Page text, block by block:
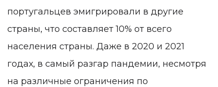
португальцев эмигрировали в другие
страны, что составляет 10% от всего
населения страны. Даже в 2020 и 2021
годах, в самый разгар пандемии, несмотря
на различные ограничения по